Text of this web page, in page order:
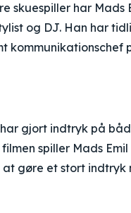
skuespiller har Mads
og DJ. Han har
kommunikationschef
gjort indtryk på
spiller Mads
gøre et stort indtryk